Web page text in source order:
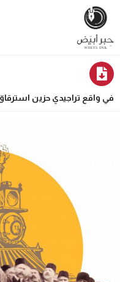
في واقع تراجيدي حزين